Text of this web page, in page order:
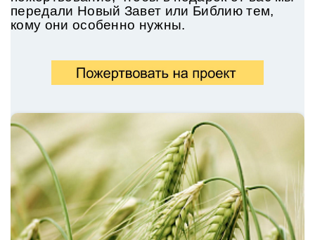
передали Новый Завет или Библию тем,
кому они особенно нужны.